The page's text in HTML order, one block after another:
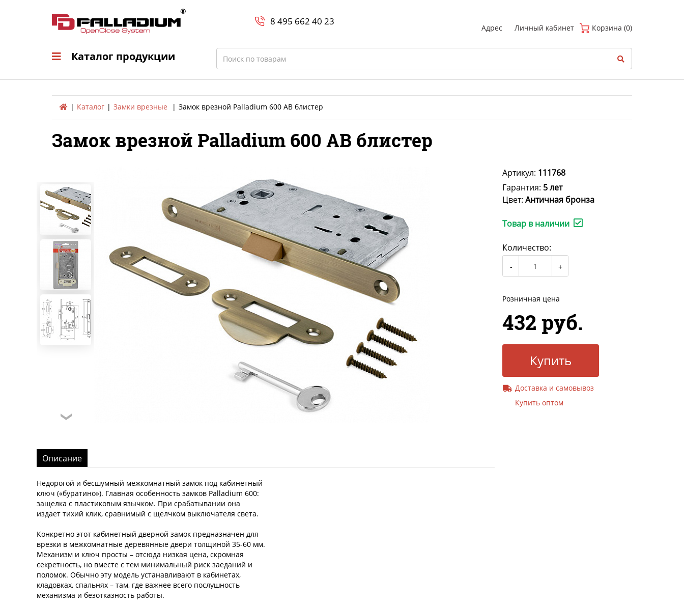
Каталог продукции 8 800-700-23-35
8 495 662 40 23
Адрес Личный кабинет Корзина (0)
Каталог продукции Search
Каталог Замки врезные Замок врезной Palladium 600 AB блистер
Замок врезной Palladium 600 AB блистер
Артикул: 111768
Гарантия: 5 лет
Цвет: Античная бронза
Товар в наличии
Количество:
Розничная цена
432 руб.
Купить
Доставка и самовывоз
Купить оптом
Описание
Недорогой и бесшумный межкомнатный замок под кабинетный
ключ («буратино»). Главная особенность замков Palladium 600:
защелка с пластиковым язычком. При срабатывании она
издает тихий клик, сравнимый с щелчком выключателя света.
Конкретно этот кабинетный дверной замок предназначен для
врезки в межкомнатные деревянные двери толщиной 35-60 мм.
Механизм и ключ просты – отсюда низкая цена, скромная
секретность, но вместе с тем минимальный риск заеданий и
поломок. Обычно эту модель устанавливают в кабинетах,
кладовках, спальнях – там, где важнее всего послушность
механизма и безотказность работы.